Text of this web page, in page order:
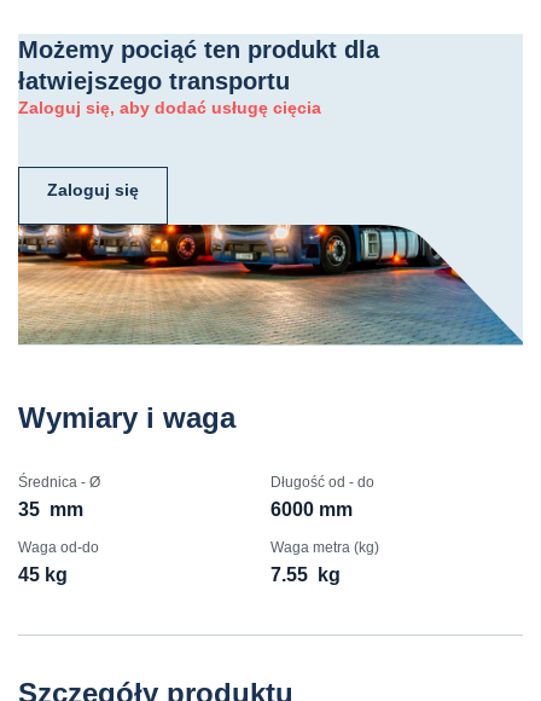
Możemy pociąć ten produkt dla
łatwiejszego transportu
Zaloguj się, aby dodać usługę cięcia
Zaloguj się
Wymiary i waga
Średnica - Ø
35 mm
Długość od - do
6000 mm
Waga od-do
45 kg
Waga metra (kg)
7.55 kg
Szczegóły produktu